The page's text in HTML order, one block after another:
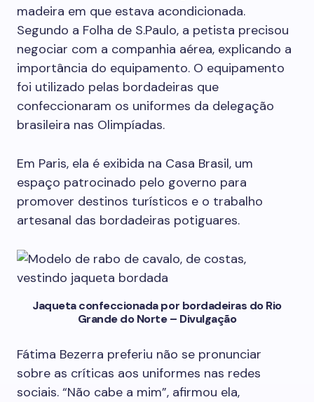
madeira em que estava acondicionada.
Segundo a Folha de S.Paulo, a petista precisou
negociar com a companhia aérea, explicando a
importância do equipamento. O equipamento
foi utilizado pelas bordadeiras que
confeccionaram os uniformes da delegação
brasileira nas Olimpíadas.
Em Paris, ela é exibida na Casa Brasil, um
espaço patrocinado pelo governo para
promover destinos turísticos e o trabalho
artesanal das bordadeiras potiguares.
Jaqueta confeccionada por bordadeiras do Rio
Grande do Norte – Divulgação
Fátima Bezerra preferiu não se pronunciar
sobre as críticas aos uniformes nas redes
sociais. “Não cabe a mim”, afirmou ela,